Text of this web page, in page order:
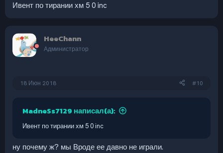
Ивент по тирании хм 5 0 inc
HeeChann
Администратор
18 Июн 2018 #10
MadneSs7129 написал(а):
Ивент по тирании хм 5 0 inc
ну почему ж? мы Вроде ее давно не играли.